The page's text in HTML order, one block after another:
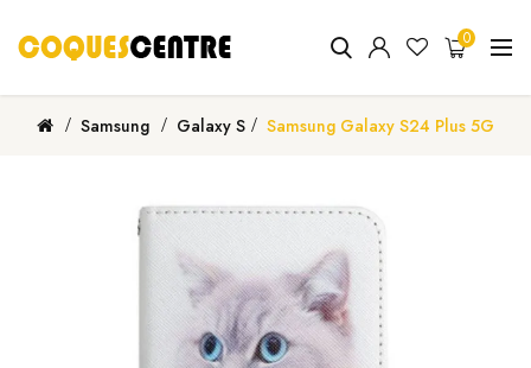
0
Samsung Galaxy S Samsung Galaxy S24 Plus 5G